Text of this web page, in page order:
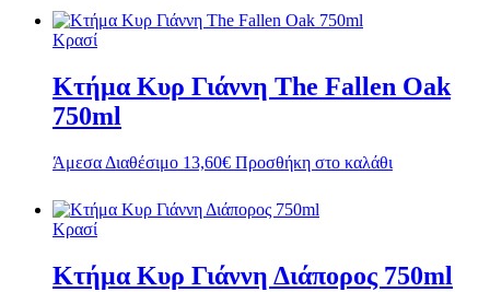
Κρασί
Κτήμα Κυρ Γιάννη The Fallen Oak
750ml
Άμεσα Διαθέσιμο 13,60€ Προσθήκη στο καλάθι
Κρασί
Κτήμα Κυρ Γιάννη Διάπορος 750ml